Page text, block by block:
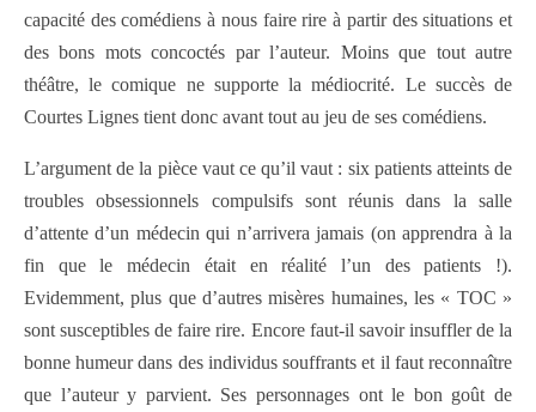
capacité des comédiens à nous faire rire à partir des situations et
des bons mots concoctés par l’auteur. Moins que tout autre
théâtre, le comique ne supporte la médiocrité. Le succès de
Courtes Lignes tient donc avant tout au jeu de ses comédiens.
L’argument de la pièce vaut ce qu’il vaut : six patients atteints de
troubles obsessionnels compulsifs sont réunis dans la salle
d’attente d’un médecin qui n’arrivera jamais (on apprendra à la
fin que le médecin était en réalité l’un des patients !).
Evidemment, plus que d’autres misères humaines, les « TOC »
sont susceptibles de faire rire. Encore faut-il savoir insuffler de la
bonne humeur dans des individus souffrants et il faut reconnaître
que l’auteur y parvient. Ses personnages ont le bon goût de